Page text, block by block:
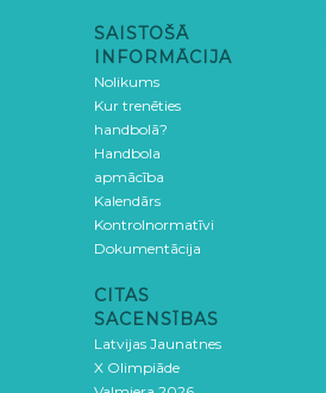
SAISTOŠĀ
INFORMĀCIJA
Nolikums
Kur trenēties
handbolā?
Handbola
apmācība
Kalendārs
Kontrolnormatīvi
Dokumentācija
CITAS
SACENSĪBAS
Latvijas Jaunatnes
X Olimpiāde